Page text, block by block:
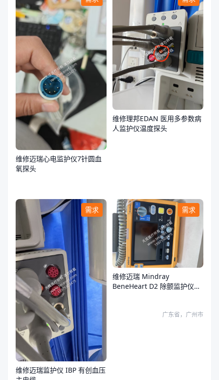
维修迈瑞心电监护仪7针圆血
氧探头
维修理邦EDAN 医用多参数病
人监护仪温度探头
需求
维修迈瑞监护仪 IBP 有创血压
需求
维修迈瑞 Mindray
BeneHeart D2 除颤监护仪故
广东省，广州市